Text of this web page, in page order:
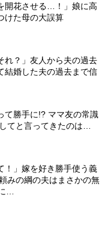
開花させる…！」娘に高
けた母の大誤算
れ？」友人から夫の過去
婚した夫の過去まで信
て勝手に!? ママ友の常識
てと言ってきたのは…
！」嫁を好き勝手使う義
みの綱の夫はまさかの無
…